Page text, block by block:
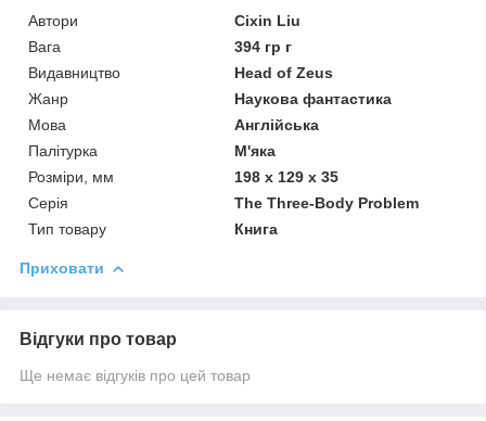
Автори
Cixin Liu
Вага
394 гр г
Видавництво
Head of Zeus
Жанр
Наукова фантастика
Мова
Англійська
Палітурка
М'яка
Розміри, мм
198 x 129 x 35
Серія
The Three-Body Problem
Тип товару
Книга
Приховати
Відгуки про товар
Ще немає відгуків про цей товар